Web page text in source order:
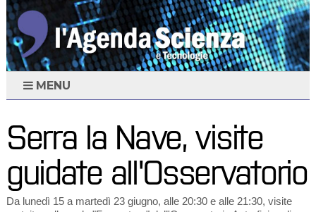
MENU
Serra la Nave, visite
guidate all'Osservatorio
Da lunedì 15 a martedì 23 giugno, alle 20:30 e alle 21:30, visite